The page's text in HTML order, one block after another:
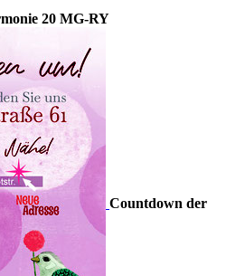
20 MG-RY
Countdown der